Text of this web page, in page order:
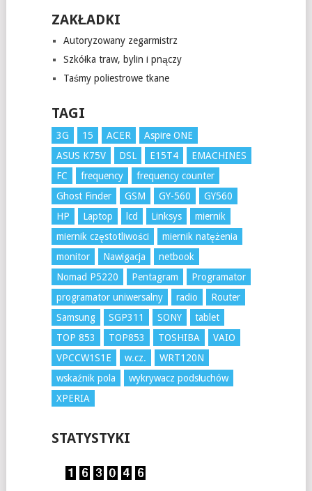
ZAKŁADKI
Autoryzowany zegarmistrz
Szkółka traw, bylin i pnączy
Taśmy poliestrowe tkane
TAGI
3G 15 ACER
Aspire ONE
ASUS K75V
DSL E15T4
EMACHINES
FC
frequency
frequency counter
Ghost Finder
GSM GY-560
GY560
HP
Laptop lcd Linksys
miernik
miernik częstotliwości
miernik natężenia
monitor
Nawigacja
netbook
Nomad P5220
Pentagram
Programator
programator uniwersalny
radio
Router
Samsung
SGP311 SONY
tablet
TOP 853
TOP853 TOSHIBA
VAIO
VPCCW1S1E
w.cz.
WRT120N
wskaźnik pola
wykrywacz podsłuchów
XPERIA
STATYSTYKI